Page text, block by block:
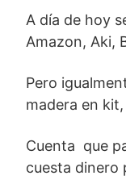
A día de hoy
Amazon, Aki,
Pero
madera en
Cuenta que
cuesta dinero